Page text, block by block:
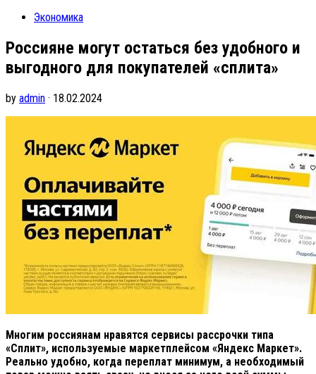
Экономика
Россияне могут остаться без удобного и
выгодного для покупателей «сплита»
by admin · 18.02.2024
Многим россиянам нравятся сервисы рассрочки типа
«Сплит», используемые маркетплейсом «Яндекс Маркет».
Реально удобно, когда переплат минимум, а необходимый